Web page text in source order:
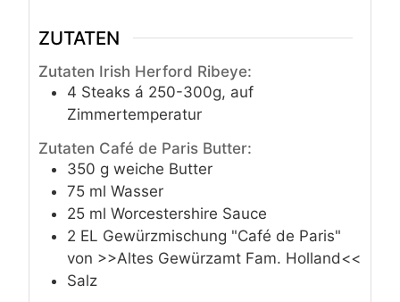
ZUTATEN
Zutaten Irish Herford Ribeye:
4 Steaks á 250-300g, auf
Zimmertemperatur
Zutaten Café de Paris Butter:
350 g weiche Butter
75 ml Wasser
25 ml Worcestershire Sauce
2 EL Gewürzmischung "Café de Paris"
von >>Altes Gewürzamt Fam. Holland<<
Salz